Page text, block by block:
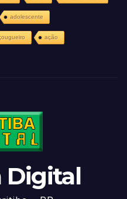
adolescente
ação
Digital